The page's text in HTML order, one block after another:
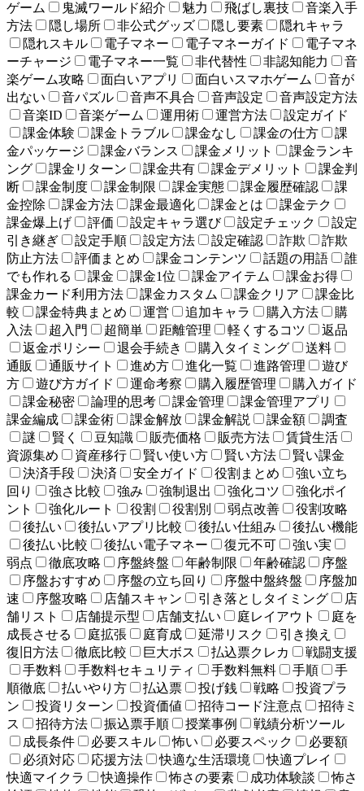
ゲーム
鬼滅ワールド紹介 魅力 飛ばし裏技
音楽入手
方法
隠し場所 非公式グッズ 隠し要素
隠れキャラ
隠れスキル
電子マネー 電子マネーガイド
電子マネ
ーチャージ
電子マネー一覧 非代替性 非認知能力
音
楽ゲーム攻略
面白いアプリ 面白いスマホゲーム
音が
出ない
音パズル 音声不具合 音声設定
音声設定方法
音楽ID
音楽ゲーム 運用術 運営方法
設定ガイド
課金体験
課金トラブル 課金なし 課金の仕方
課
金パッケージ
課金バランス 課金メリット
課金ランキ
ング
課金リターン 課金共有 課金デメリット
課金判
断
課金制度 課金制限 課金実態 課金履歴確認
課
金控除
課金方法 課金最適化 課金とは
課金テク
課金爆上げ
評価 設定キャラ選び 設定チェック
設定
引き継ぎ
設定手順 設定方法 設定確認 詐欺
詐欺
防止方法
評価まとめ 課金コンテンツ 話題の用語
誰
でも作れる
課金 課金1位 課金アイテム
課金お得
課金カード利用方法
課金カスタム 課金クリア
課金比
較
課金特典まとめ 運営 追加キャラ 購入方法
購
入法
超入門 超簡単 距離管理 軽くするコツ
返品
返金ポリシー
退会手続き 購入タイミング
送料
通販
通販サイト 進め方 進化一覧 進路管理
遊び
方
遊び方ガイド 運命考察 購入履歴管理
購入ガイド
課金秘密
論理的思考 課金管理
課金管理アプリ
課金編成
課金術 課金解放 課金解説 課金額
調査
謎
賢く 豆知識 販売価格 販売方法
賃貸生活
資源集め
資産移行 賢い使い方 賢い方法
賢い課金
決済手段
決済 安全ガイド 役割まとめ
強い立ち
回り
強さ比較 強み 強制退出 強化コツ
強化ポイ
ント
強化ルート 役割 役割別 弱点改善
役割攻略
後払い
後払いアプリ比較 後払い仕組み
後払い機能
後払い比較
後払い電子マネー 復元不可
強い実
弱点
徹底攻略 序盤終盤 年齢制限 年齢確認
序盤
序盤おすすめ
序盤の立ち回り 序盤中盤終盤
序盤加
速
序盤攻略 店舗スキャン 引き落としタイミング
店
舗リスト
店舗提示型 店舗支払い 庭レイアウト
庭を
成長させる
庭拡張 庭育成 延滞リスク
引き換え
復旧方法
徹底比較 巨大ボス 払込票クレカ
戦闘支援
手数料
手数料セキュリティ 手数料無料 手順
手
順徹底
払いやり方 払込票 投げ銭 戦略
投資プラ
ン
投資リターン 投資価値 招待コード注意点
招待ミ
ス
招待方法 振込票手順 授業事例
戦績分析ツール
成長条件
必要スキル 怖い 必要スペック
必要額
必須対応
応援方法 快適な生活環境
快適プレイ
快適マイクラ
快適操作 怖さの要素 成功体験談
怖さ